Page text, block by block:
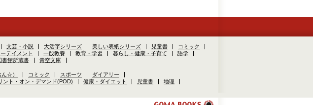
文芸・小説 大活字シリーズ 美しい表紙シリーズ 児童書
コミック
テイメント 一般教養 教育・学習 暮らし・健康・子育て
語学
書館所蔵書 青空文庫
ん☆） コミック スポーツ
ダイアリー
ント・オン・デマンド(POD) 健康・ダイエット 児童書
地理